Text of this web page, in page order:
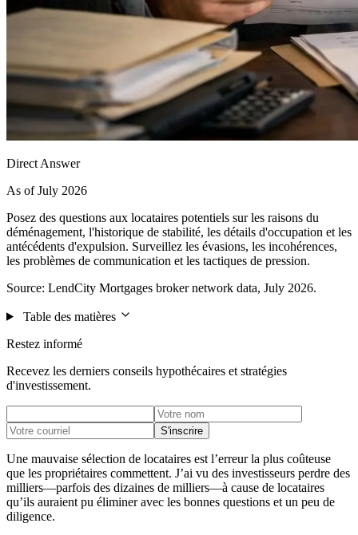
Direct Answer
As of July 2026
Posez des questions aux locataires potentiels sur les raisons du
déménagement, l'historique de stabilité, les détails d'occupation et les
antécédents d'expulsion. Surveillez les évasions, les incohérences,
les problèmes de communication et les tactiques de pression.
Source: LendCity Mortgages broker network data, July 2026.
Table des matières
Restez informé
Recevez les derniers conseils hypothécaires et stratégies
d'investissement.
S'inscrire
Une mauvaise sélection de locataires est l’erreur la plus coûteuse
que les propriétaires commettent. J’ai vu des investisseurs perdre des
milliers—parfois des dizaines de milliers—à cause de locataires
qu’ils auraient pu éliminer avec les bonnes questions et un peu de
diligence.